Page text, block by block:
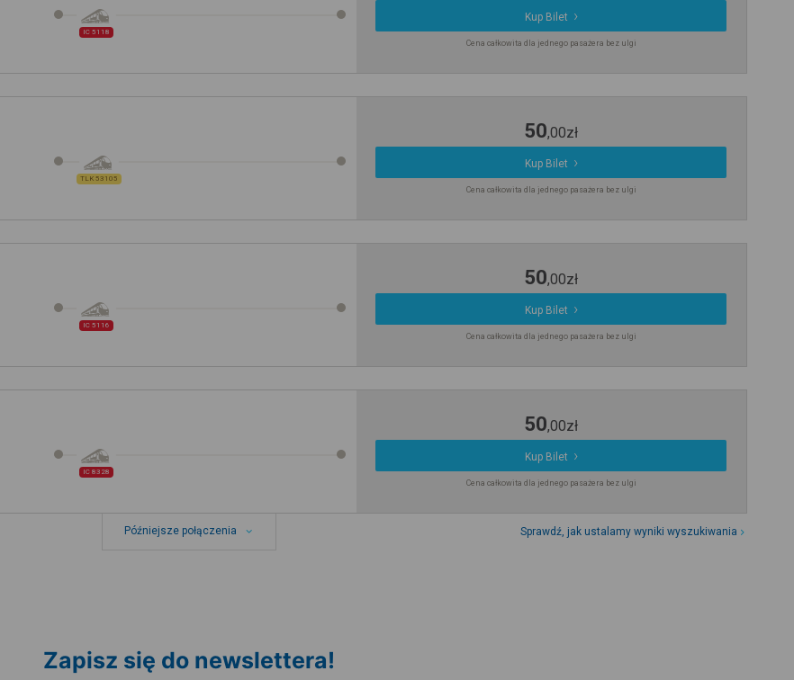
IC 5118
Kup Bilet
Cena całkowita dla jednego pasażera bez ulgi
TLK 53105
50,00zł
Kup Bilet
Cena całkowita dla jednego pasażera bez ulgi
IC 5116
50,00zł
Kup Bilet
Cena całkowita dla jednego pasażera bez ulgi
IC 8328
50,00zł
Kup Bilet
Cena całkowita dla jednego pasażera bez ulgi
Późniejsze połączenia Sprawdź, jak ustalamy wyniki wyszukiwania
Zapisz się do newslettera!